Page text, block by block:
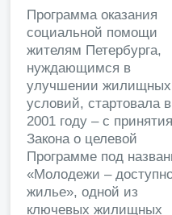
Программа оказания
социальной помощи
жителям Петербурга,
нуждающимся в
улучшении жилищных
условий, стартовала в
2001 году – с принятия
Закона о целевой
Программе под
«Молодежи –
жилье», одной из
ключевых жилищных